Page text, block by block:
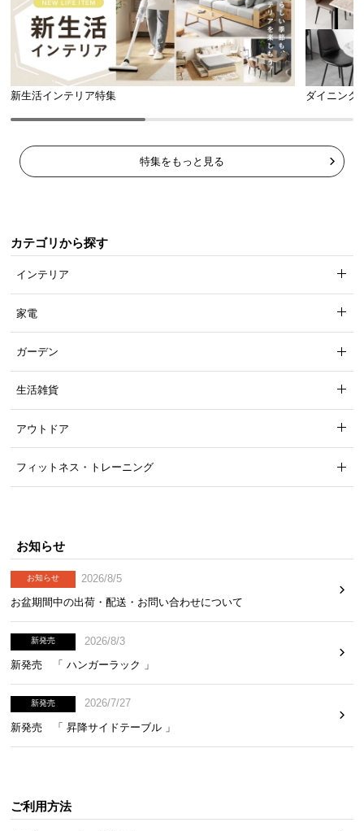
新生活インテリア特集 ダイニング
特集をもっと見る
カテゴリから探す
インテリア
家電
ガーデン
生活雑貨
アウトドア
フィットネス・トレーニング
お知らせ
お知らせ
2026/8/5
お盆期間中の出荷・配送・お問い合わせについて
新発売
2026/8/3
新発売 「 ハンガーラック 」
新発売
2026/7/27
新発売 「 昇降サイドテーブル 」
ご利用方法